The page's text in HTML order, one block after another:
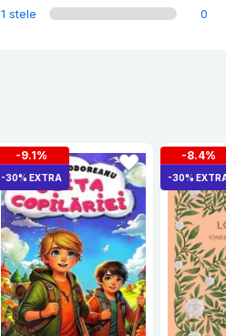
1 stele
0
-9.1%
-30% EXTRA
-8.4%
-30%